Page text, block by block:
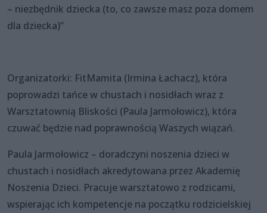
– niezbędnik dziecka (to, co zawsze masz poza domem
dla dziecka)”
Organizatorki: FitMamita (Irmina Łachacz), która
poprowadzi tańce w chustach i nosidłach wraz z
Warsztatownią Bliskości (Paula Jarmołowicz), która
czuwać będzie nad poprawnością Waszych wiązań.
Paula Jarmołowicz – doradczyni noszenia dzieci w
chustach i nosidłach akredytowana przez Akademię
Noszenia Dzieci. Pracuje warsztatowo z rodzicami,
wspierając ich kompetencje na początku rodzicielskiej